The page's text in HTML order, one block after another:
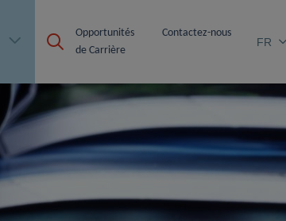
Opportunités
de Carrière
Contactez-nous
FR